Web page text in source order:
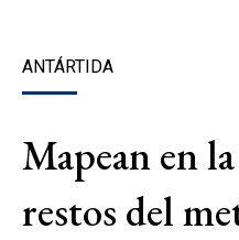
ANTÁRTIDA
Mapean en
restos del